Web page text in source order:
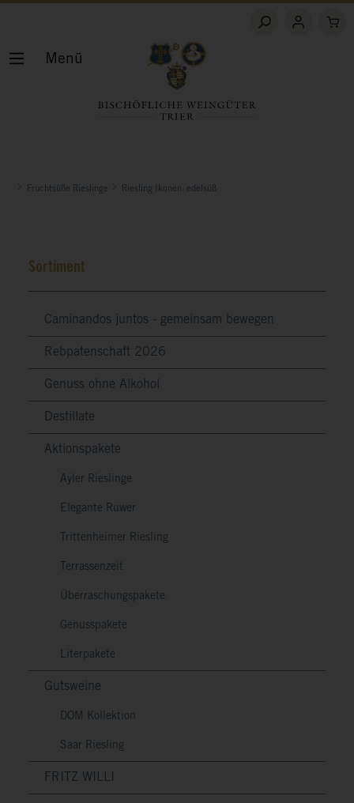
Fruchtsüße Rieslinge Riesling Ikonen: edelsüß
Sortiment
Caminandos juntos - gemeinsam bewegen
Rebpatenschaft 2026
Genuss ohne Alkohol
Destillate
Aktionspakete
Ayler Rieslinge
Elegante Ruwer
Trittenheimer Riesling
Terrassenzeit
Überraschungspakete
Genusspakete
Literpakete
Gutsweine
DOM Kollektion
Saar Riesling
FRITZ WILLI
Menü